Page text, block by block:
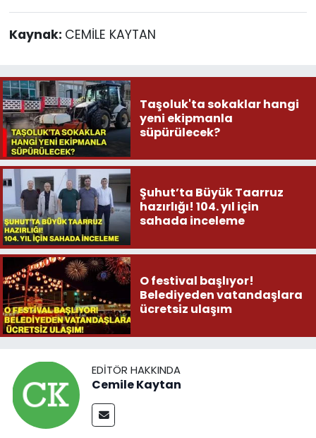
Kaynak: CEMİLE KAYTAN
Taşoluk'ta sokaklar hangi
yeni ekipmanla
süpürülecek?
Şuhut’ta Büyük Taarruz
hazırlığı! 104. yıl için
sahada inceleme
O festival başlıyor!
Belediyeden vatandaşlara
ücretsiz ulaşım
EDITÖR HAKKINDA
Cemile Kaytan